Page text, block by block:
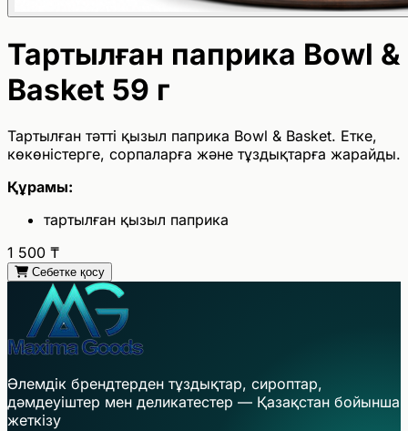
Тартылған паприка Bowl &
Basket 59 г
Тартылған тәтті қызыл паприка Bowl & Basket. Етке,
көкөністерге, сорпаларға және тұздықтарға жарайды.
Құрамы:
тартылған қызыл паприка
1 500 ₸
Себетке қосу
Әлемдік брендтерден тұздықтар, сироптар,
дәмдеуіштер мен деликатестер — Қазақстан бойынша
жеткізу